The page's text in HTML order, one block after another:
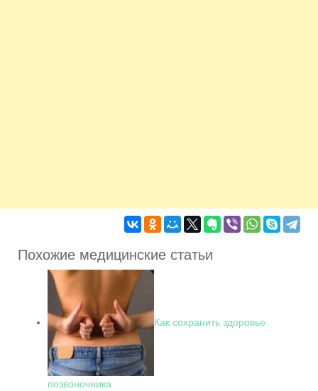
Похожие медицинские статьи
Как сохранить здоровье
позвоночника